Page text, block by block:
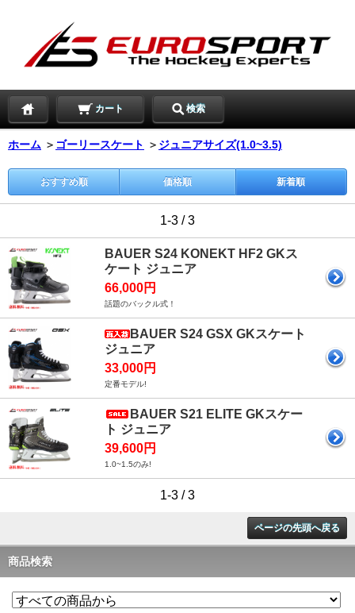
カート 検索
ホーム ＞ ゴーリースケート ＞ ジュニアサイズ(1.0~3.5)
おすすめ順 価格順 新着順
1-3 / 3
BAUER S24 KONEKT HF2 GKス
ケート ジュニア
66,000円
話題のバックル式！
BAUER S24 GSX GKスケート
ジュニア
33,000円
定番モデル!
BAUER S21 ELITE GKスケー
ト ジュニア
39,600円
1.0~1.5のみ!
1-3 / 3
ページの先頭へ戻る
商品検索